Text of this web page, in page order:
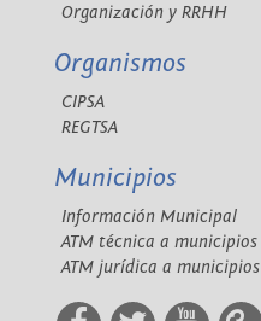
Organización y RRHH
Organismos
CIPSA
REGTSA
Municipios
Información Municipal
ATM técnica a municipios
ATM jurídica a municipios